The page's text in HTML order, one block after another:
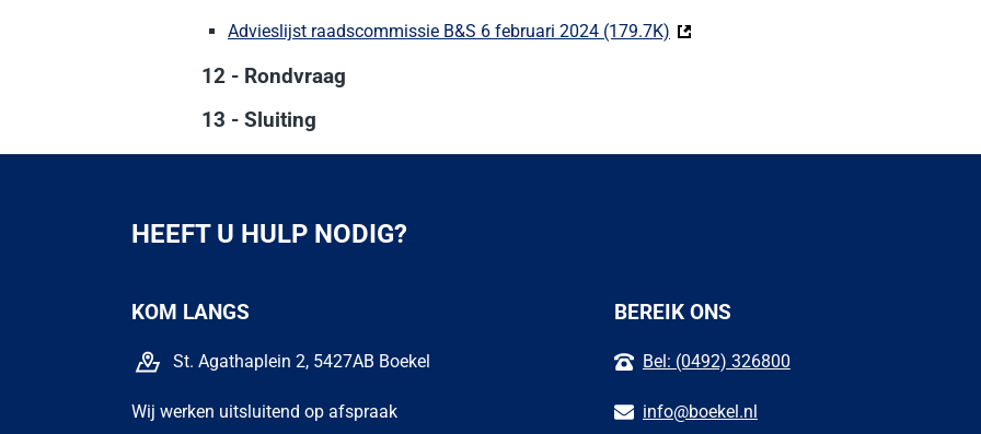
Advieslijst raadscommissie B&S 6 februari 2024 (179.7K) (Deze link gaat naar een externe website)
12 - Rondvraag
13 - Sluiting
HEEFT U HULP NODIG?
KOM LANGS
St. Agathaplein 2, 5427AB Boekel
Wij werken uitsluitend op afspraak
BEREIK ONS
Bel: (0492) 326800
info@boekel.nl